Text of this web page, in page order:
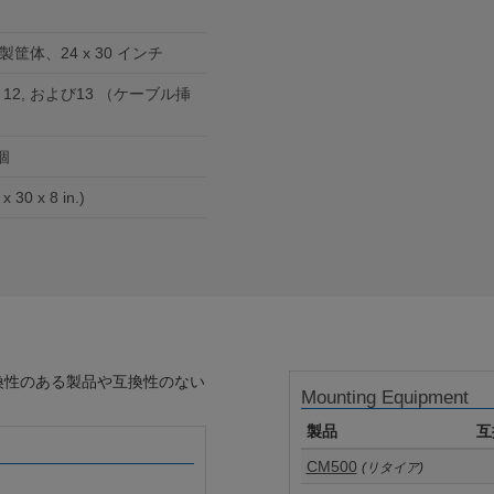
筐体、24 x 30 インチ
および13 （ケーブル挿
20 cm (24 x 30 x 8 in.)
のある製品や互換性のない
Mounting Equipment
製品
CM500 (リタイア)